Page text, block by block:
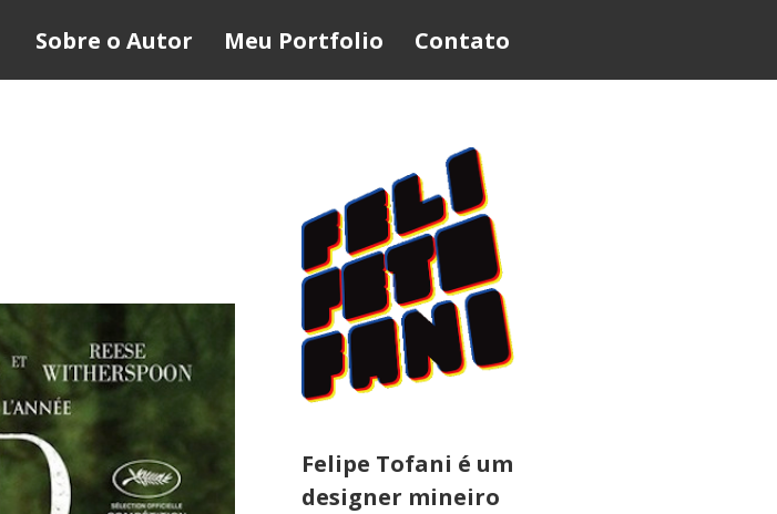
Sobre o Autor Meu Portfolio Contato
Felipe Tofani é um
designer mineiro